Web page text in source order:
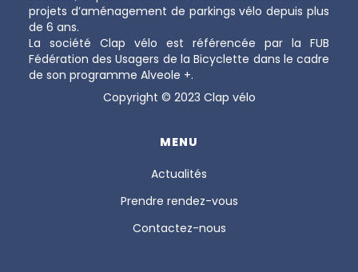
projets d’aménagement de parkings vélo depuis plus
de 6 ans.
La société Clap vélo est référencée par la FUB
Fédération des Usagers de la Bicyclette dans le cadre
de son programme Alveole +.
Copyright © 2023 Clap vélo
MENU
Actualités
Prendre rendez-vous
Contactez-nous